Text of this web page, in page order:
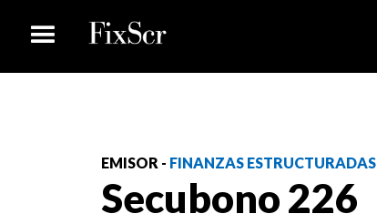
EMISOR - FINANZAS ESTRUCTURADAS
Secubono 226